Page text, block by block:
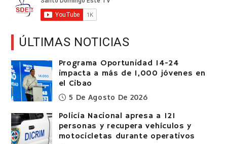
ÚLTIMAS NOTICIAS
Programa Oportunidad 14-24
impacta a más de 1,000 jóvenes en
el Cibao
5 De Agosto De 2026
Policía Nacional apresa a 121
personas y recupera vehículos y
motocicletas durante operativos